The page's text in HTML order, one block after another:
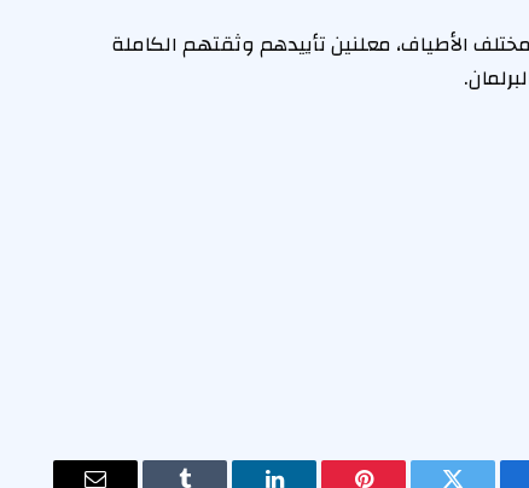
الأطياف، معلنين تأييدهم وثقتهم الكاملة